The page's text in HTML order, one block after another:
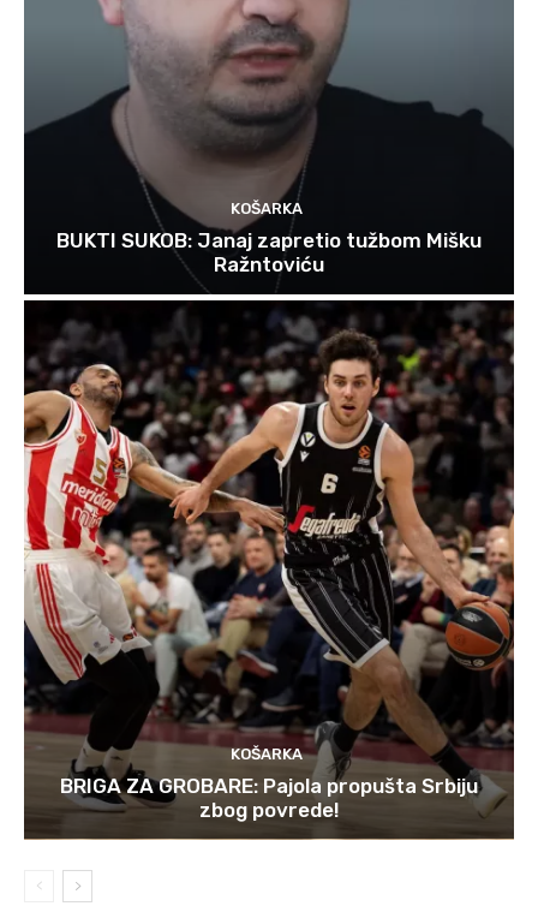
KOŠARKA
BUKTI SUKOB: Janaj zapretio tužbom Mišku
Ražntoviću
KOŠARKA
BRIGA ZA GROBARE: Pajola propušta Srbiju
zbog povrede!